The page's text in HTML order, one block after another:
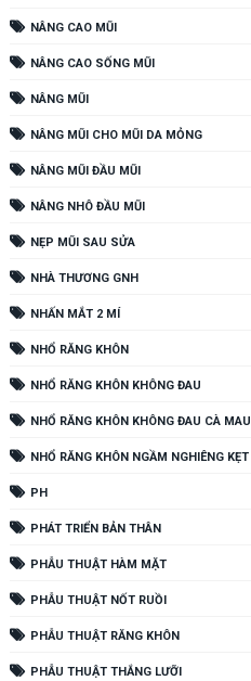
NÂNG CAO MŨI
NÂNG CAO SỐNG MŨI
NÂNG MŨI
NÂNG MŨI CHO MŨI DA MỎNG
NÂNG MŨI ĐẦU MŨI
NÂNG NHÔ ĐẦU MŨI
NẸP MŨI SAU SỬA
NHÀ THƯƠNG GNH
NHẤN MẮT 2 MÍ
NHỔ RĂNG KHÔN
NHỔ RĂNG KHÔN KHÔNG ĐAU
NHỔ RĂNG KHÔN KHÔNG ĐAU CÀ MAU
NHỔ RĂNG KHÔN NGẦM NGHIÊNG KẸT
PH
PHÁT TRIỂN BẢN THÂN
PHẪU THUẬT HÀM MẶT
PHẪU THUẬT NỐT RUỒI
PHẪU THUẬT RĂNG KHÔN
PHẪU THUẬT THẮNG LƯỠI